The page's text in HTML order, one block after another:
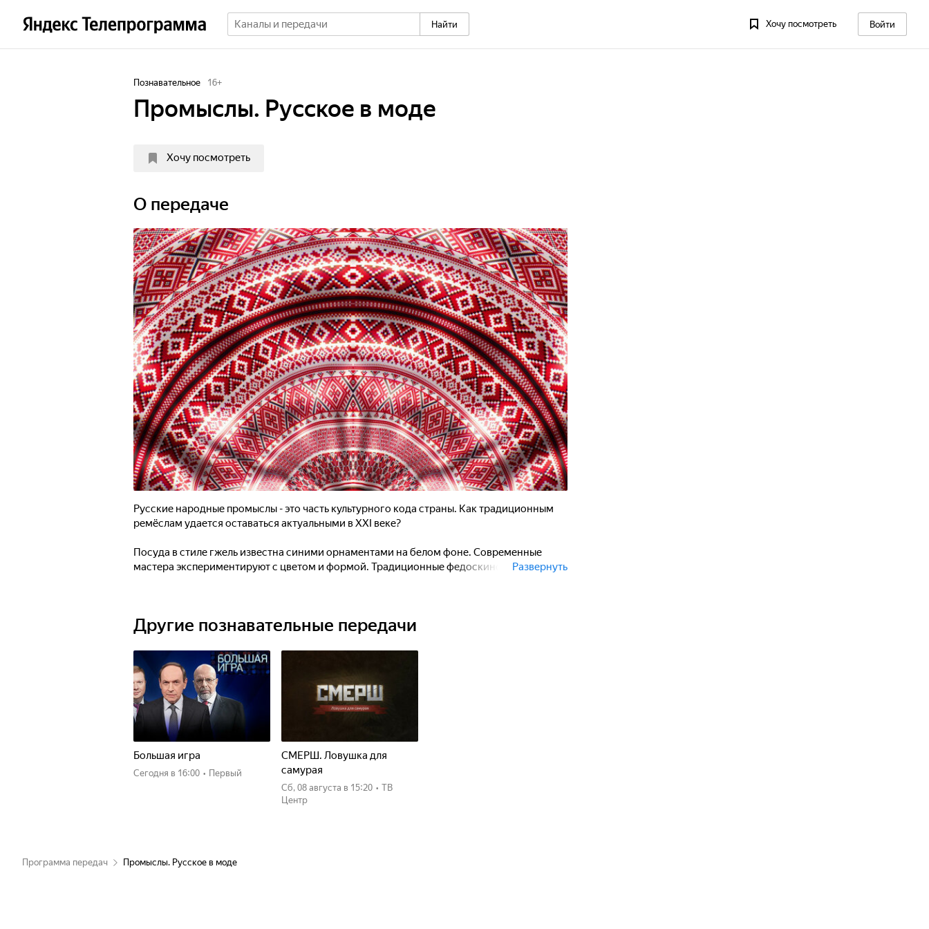
Найти Хочу посмотреть Войти
Познавательное 16+
Промыслы. Русское в моде
Хочу посмотреть
О передаче
Русские народные промыслы - это часть культурного кода страны. Как традиционным
ремёслам удается оставаться актуальными в XXI веке?
Посуда в стиле гжель известна синими орнаментами на белом фоне. Современные
мастера экспериментируют с цветом и формой. Традиционные федоскинские шкатулки
сих пор производят знаменитую "кобальтовую сетку" и создают новые коллекции,
разработанные в том числе и с помощью современных цифровых технологий. А мотивы
хохломы, деревянной посуды с ярким золотистым узором, нашли отражение в
современной моде: эти орнаменты теперь можно встретить в одежде, аксессуарах и
интерьере.
Что делает русские промыслы не просто сувениром, а важной частью русской культуры?
Развернуть
Другие познавательные передачи
Большая игра
Сегодня в 16:00 • Первый
СМЕРШ. Ловушка для
самурая
сб, 08 августа в 15:20 • ТВ
Центр
Программа передач Промыслы. Русское в моде